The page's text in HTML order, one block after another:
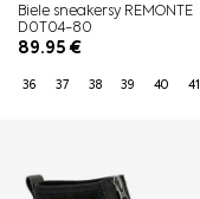
Biele sneakersy REMONTE
D0T04-80
89.95€
36 37 38 39 40 41